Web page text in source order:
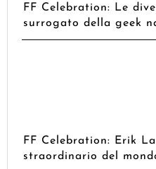
FF Celebration: Le
surrogato della geek
FF Celebration: Erik
straordinario del